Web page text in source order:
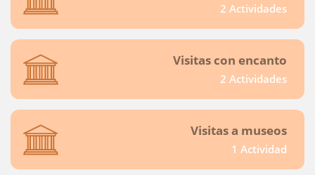
2 Actividades
Visitas con encanto
2 Actividades
Visitas a museos
1 Actividad